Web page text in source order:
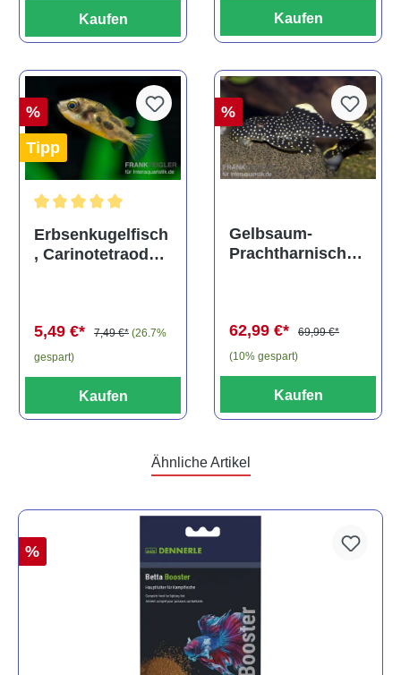
Kaufen Kaufen
%
Tipp
Durchschnittliche Bewertung von 5 von 5 Sternen
Erbsenkugelfisch
, Carinotetraodon
5,49 €* 7,49 €* (26.7%
gespart)
Kaufen
%
Gelbsaum-
Prachtharnischw
62,99 €*
69,99 €*
(10% gespart)
Kaufen
Ähnliche Artikel
%